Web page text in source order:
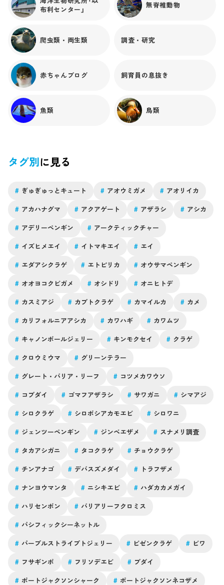
布利センター」
無脊椎動物
爬虫類・両生類 調査・研究
赤ちゃんブログ 飼育員の息抜き
魚類 鳥類
タグ別に見る
# ぎゅぎゅっとキュート # アオウミガメ # アオリイカ
# アカハナグマ # アクアゲート # アザラシ # アシカ
# アデリーペンギン # アークティックチャー
# イズヒメエイ # イトマキエイ # エイ
# エダアシクラゲ # エトピリカ # オウサマペンギン
# オオヨコクビガメ # オシドリ # オニヒトデ
# カスミアジ # カブトクラゲ # カマイルカ # カメ
# カリフォルニアアシカ # カワハギ # カワムツ
# キャノンボールジェリー # キンモクセイ # クラゲ
# クロウミウマ # グリーンテラー
# グレート・バリア・リーフ # コツメカワウソ
# コブダイ # ゴマフアザラシ # サワガニ # シマアジ
# シロクラゲ # シロボシアカモエビ # シロワニ
# ジェンツーペンギン # ジンベエザメ # スナメリ調査
# タカアシガニ # タコクラゲ # チョウクラゲ
# チンアナゴ # デバスズメダイ # トラフザメ
# ナンヨウマンタ # ニシキエビ # ハダカカメガイ
# ハリセンボン # バリアリーフクロミス
# パシフィックシーネットル
# パープルストライプトジェリー # ビゼンクラゲ # ビワ
# フサギンポ # フリソデエビ # ブダイ
# ポートジャクソンシャーク # ポートジャクソンネコザメ